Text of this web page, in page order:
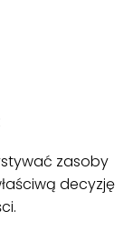
zasoby
decyzję